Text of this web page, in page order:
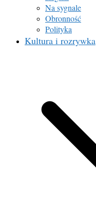
Na sygnale
Obronność
Polityka
Kultura i rozrywka